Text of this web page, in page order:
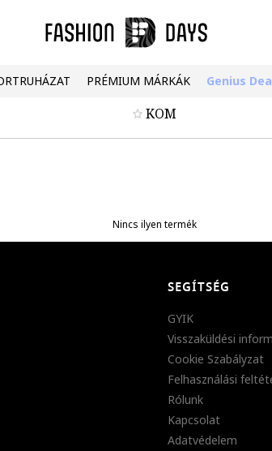
PRÉMIUM MÁRKÁK Genius
KOM
Nincs ilyen termék
SEGÍTSÉG
GYIK
Visszaküldési
Cookie Szabályzat
Felhasználási
Rólunk
Kapcsolat
Adatvédelem